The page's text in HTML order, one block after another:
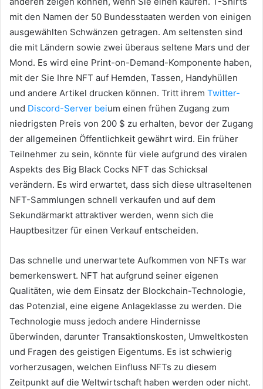
mit den Namen der 50 Bundesstaaten werden von einigen
ausgewählten Schwänzen getragen. Am seltensten sind
die mit Ländern sowie zwei überaus seltene Mars und der
Mond. Es wird eine Print-on-Demand-Komponente haben,
mit der Sie Ihre NFT auf Hemden, Tassen, Handyhüllen
und andere Artikel drucken können. Tritt ihrem Twitter-
und Discord-Server beium einen frühen Zugang zum
niedrigsten Preis von 200 $ zu erhalten, bevor der Zugang
der allgemeinen Öffentlichkeit gewährt wird. Ein früher
Teilnehmer zu sein, könnte für viele aufgrund des viralen
Aspekts des Big Black Cocks NFT das Schicksal
verändern. Es wird erwartet, dass sich diese ultraseltenen
NFT-Sammlungen schnell verkaufen und auf dem
Sekundärmarkt attraktiver werden, wenn sich die
Hauptbesitzer für einen Verkauf entscheiden.
Das schnelle und unerwartete Aufkommen von NFTs war
bemerkenswert. NFT hat aufgrund seiner eigenen
Qualitäten, wie dem Einsatz der Blockchain-Technologie,
das Potenzial, eine eigene Anlageklasse zu werden. Die
Technologie muss jedoch andere Hindernisse
überwinden, darunter Transaktionskosten, Umweltkosten
und Fragen des geistigen Eigentums. Es ist schwierig
vorherzusagen, welchen Einfluss NFTs zu diesem
Zeitpunkt auf die Weltwirtschaft haben werden oder nicht.